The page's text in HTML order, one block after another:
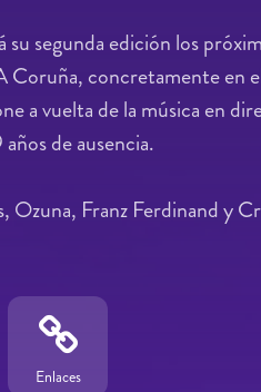
segunda edición los
Coruña, concretamente en
a vuelta de la música en
de ausencia.
Ozuna, Franz Ferdinand y
Enlaces